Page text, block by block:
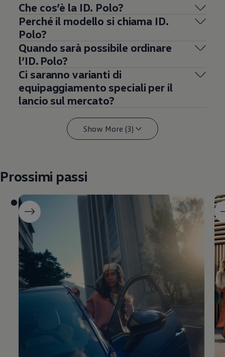
Che cos’è la ID. Polo?
Perché il modello si chiama ID.
Polo?
Quando sarà possibile ordinare
l’ID. Polo?
Ci saranno varianti di
equipaggiamento speciali per il
lancio sul mercato?
Show More (3)
Prossimi passi